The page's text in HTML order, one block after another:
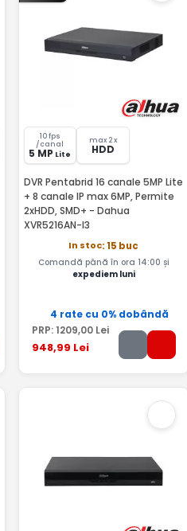
10 fps
/canal
5 MP Lite
max 2 x
HDD
DVR Pentabrid 16 canale 5MP Lite
+ 8 canale IP max 6MP, Permite
2xHDD, SMD+ - Dahua
XVR5216AN-I3
In stoc: 15 buc
Comandă până în ora 14:00 și
expediem luni
4 rate cu 0% dobândă
PRP: 1209,00Lei
948,99 Lei